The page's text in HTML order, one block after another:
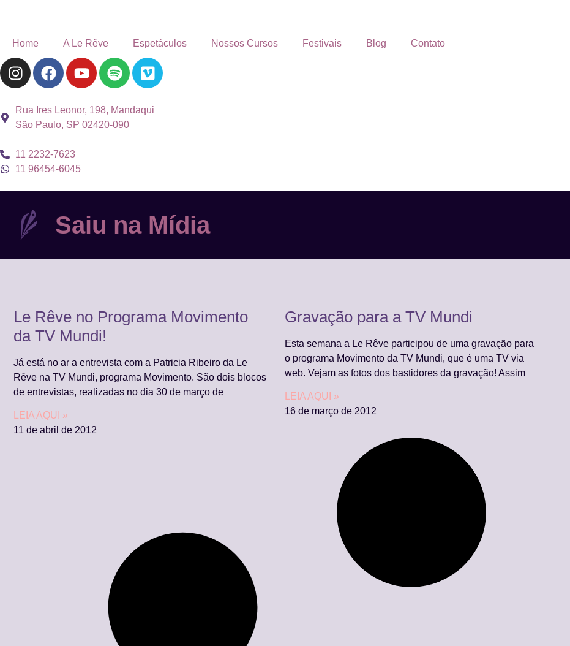
Home A Le Rêve Espetáculos Nossos Cursos Festivais Blog Contato
Rua Ires Leonor, 198, Mandaqui
São Paulo, SP 02420-090
11 2232-7623
11 96454-6045
Saiu na Mídia
Le Rêve no Programa Movimento
da TV Mundi!
Já está no ar a entrevista com a Patricia Ribeiro da Le
Rêve na TV Mundi, programa Movimento. São dois blocos
de entrevistas, realizadas no dia 30 de março de
LEIA AQUI »
11 de abril de 2012
Gravação para a TV Mundi
Esta semana a Le Rêve participou de uma gravação para
o programa Movimento da TV Mundi, que é uma TV via
web. Vejam as fotos dos bastidores da gravação! Assim
LEIA AQUI »
16 de março de 2012